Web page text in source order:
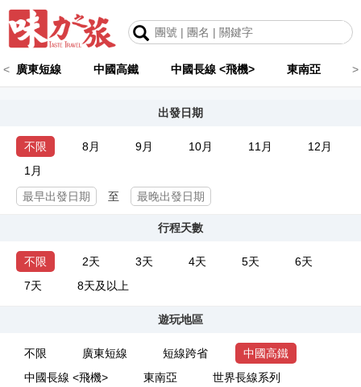
< 廣東短線 中國高鐵 中國長線 <飛機> 東南亞 >
出發日期
不限 8月 9月 10月 11月
12月
1月
至
行程天數
不限 2天 3天 4天 5天
6天
7天
8天及以上
遊玩地區
不限 廣東短線 短線跨省
中國高鐵
中國長線 <飛機>
東南亞
世界長線系列